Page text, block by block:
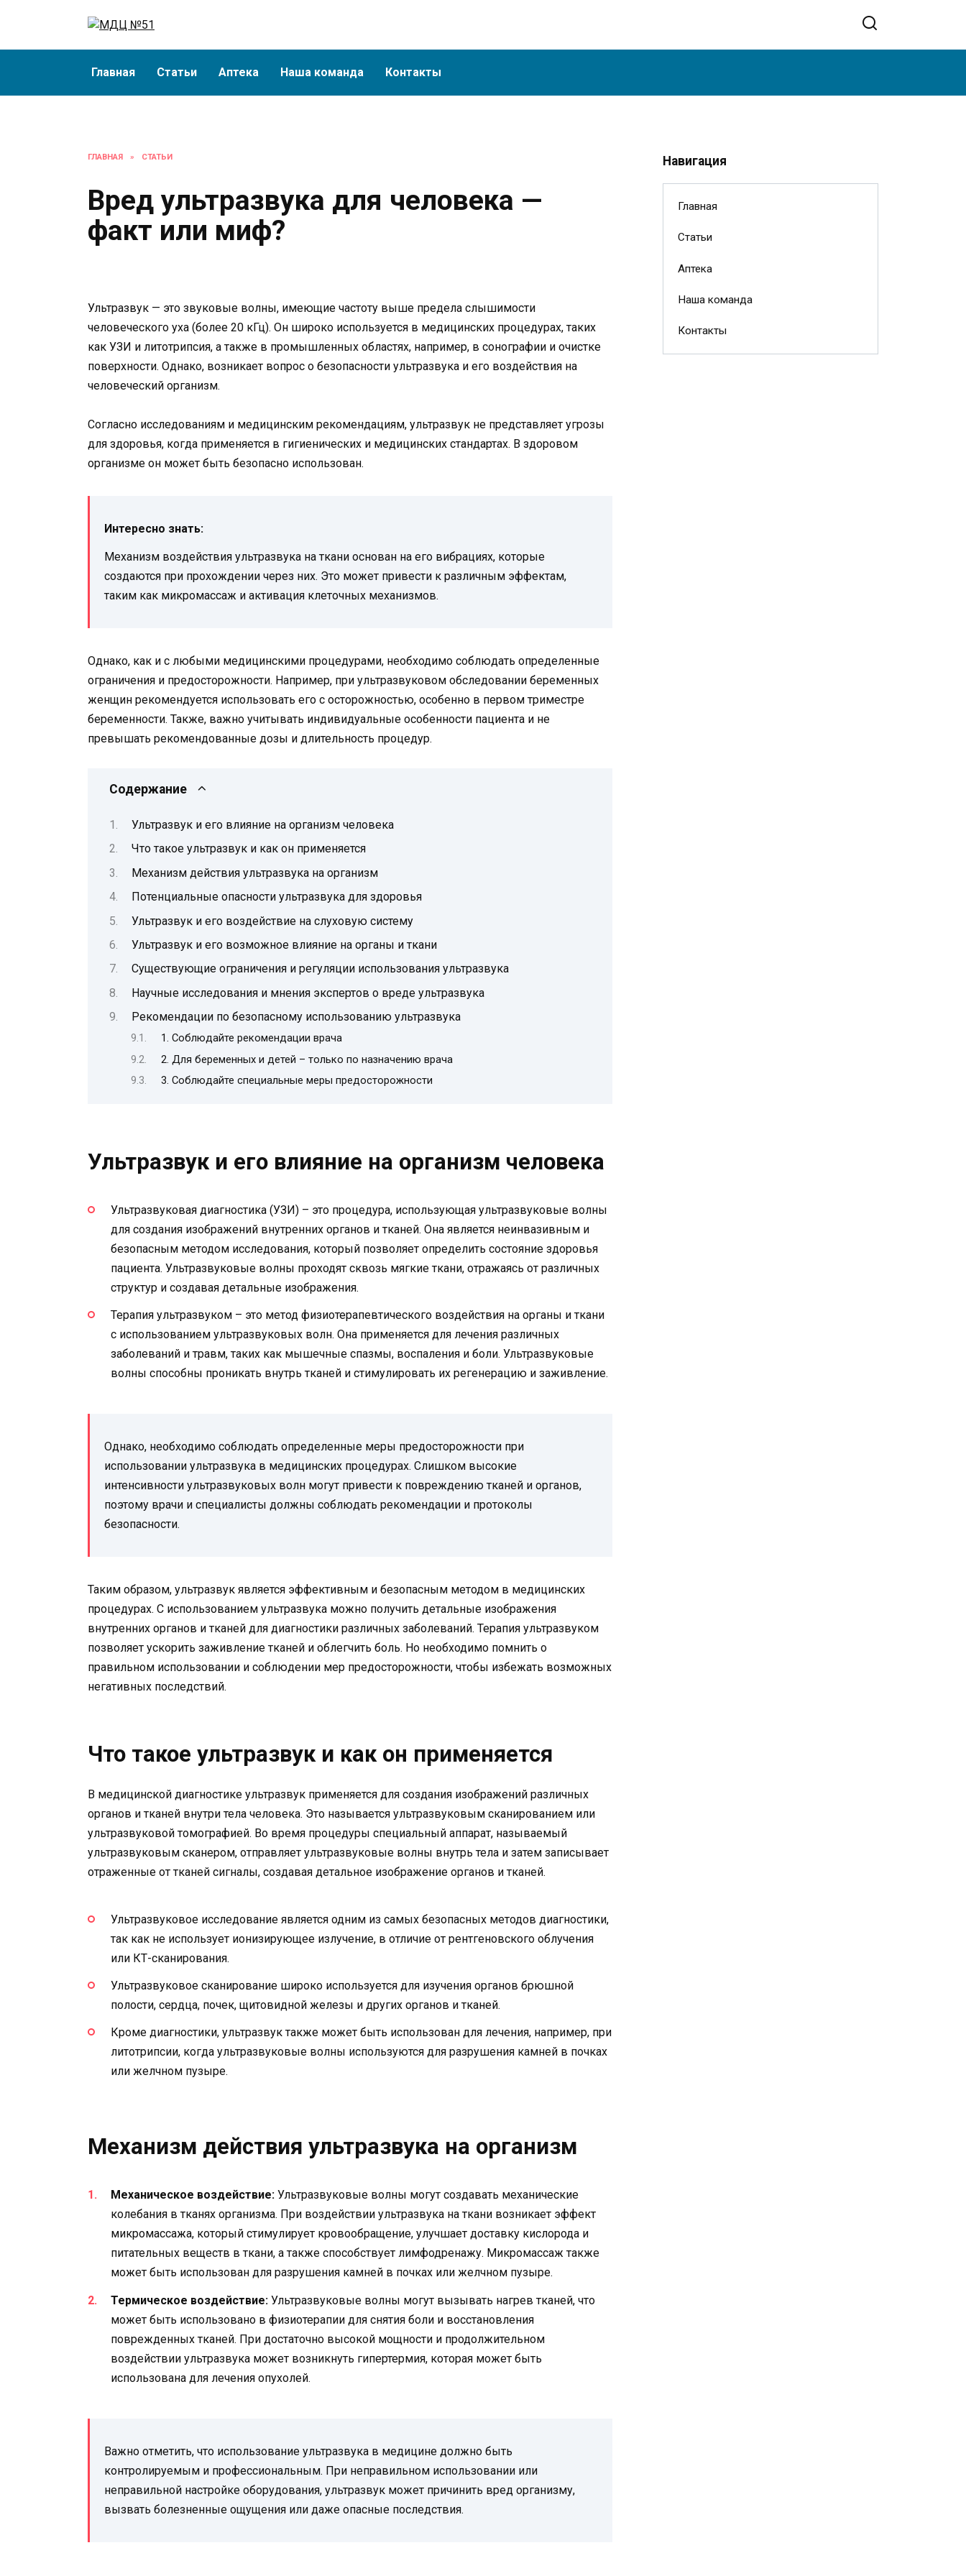
Главная Статьи Аптека Наша команда Контакты
ГЛАВНАЯ » СТАТЬИ
Вред ультразвука для человека —
факт или миф?
Ультразвук — это звуковые волны, имеющие частоту выше предела слышимости
человеческого уха (более 20 кГц). Он широко используется в медицинских процедурах, таких
как УЗИ и литотрипсия, а также в промышленных областях, например, в сонографии и очистке
поверхности. Однако, возникает вопрос о безопасности ультразвука и его воздействия на
человеческий организм.
Согласно исследованиям и медицинским рекомендациям, ультразвук не представляет угрозы
для здоровья, когда применяется в гигиенических и медицинских стандартах. В здоровом
организме он может быть безопасно использован.
Интересно знать:
Механизм воздействия ультразвука на ткани основан на его вибрациях, которые
создаются при прохождении через них. Это может привести к различным эффектам,
таким как микромассаж и активация клеточных механизмов.
Однако, как и с любыми медицинскими процедурами, необходимо соблюдать определенные
ограничения и предосторожности. Например, при ультразвуковом обследовании беременных
женщин рекомендуется использовать его с осторожностью, особенно в первом триместре
беременности. Также, важно учитывать индивидуальные особенности пациента и не
превышать рекомендованные дозы и длительность процедур.
Содержание
Ультразвук и его влияние на организм человека
Что такое ультразвук и как он применяется
Механизм действия ультразвука на организм
Потенциальные опасности ультразвука для здоровья
Ультразвук и его воздействие на слуховую систему
Ультразвук и его возможное влияние на органы и ткани
Существующие ограничения и регуляции использования ультразвука
Научные исследования и мнения экспертов о вреде ультразвука
Рекомендации по безопасному использованию ультразвука
1. Соблюдайте рекомендации врача
2. Для беременных и детей – только по назначению врача
3. Соблюдайте специальные меры предосторожности
Ультразвук и его влияние на организм человека
Ультразвуковая диагностика (УЗИ) – это процедура, использующая ультразвуковые волны
для создания изображений внутренних органов и тканей. Она является неинвазивным и
безопасным методом исследования, который позволяет определить состояние здоровья
пациента. Ультразвуковые волны проходят сквозь мягкие ткани, отражаясь от различных
структур и создавая детальные изображения.
Терапия ультразвуком – это метод физиотерапевтического воздействия на органы и ткани
с использованием ультразвуковых волн. Она применяется для лечения различных
заболеваний и травм, таких как мышечные спазмы, воспаления и боли. Ультразвуковые
волны способны проникать внутрь тканей и стимулировать их регенерацию и заживление.
Однако, необходимо соблюдать определенные меры предосторожности при
использовании ультразвука в медицинских процедурах. Слишком высокие
интенсивности ультразвуковых волн могут привести к повреждению тканей и органов,
поэтому врачи и специалисты должны соблюдать рекомендации и протоколы
безопасности.
Таким образом, ультразвук является эффективным и безопасным методом в медицинских
процедурах. С использованием ультразвука можно получить детальные изображения
внутренних органов и тканей для диагностики различных заболеваний. Терапия ультразвуком
позволяет ускорить заживление тканей и облегчить боль. Но необходимо помнить о
правильном использовании и соблюдении мер предосторожности, чтобы избежать возможных
негативных последствий.
Что такое ультразвук и как он применяется
В медицинской диагностике ультразвук применяется для создания изображений различных
органов и тканей внутри тела человека. Это называется ультразвуковым сканированием или
ультразвуковой томографией. Во время процедуры специальный аппарат, называемый
ультразвуковым сканером, отправляет ультразвуковые волны внутрь тела и затем записывает
отраженные от тканей сигналы, создавая детальное изображение органов и тканей.
Ультразвуковое исследование является одним из самых безопасных методов диагностики,
так как не использует ионизирующее излучение, в отличие от рентгеновского облучения
или КТ-сканирования.
Ультразвуковое сканирование широко используется для изучения органов брюшной
полости, сердца, почек, щитовидной железы и других органов и тканей.
Кроме диагностики, ультразвук также может быть использован для лечения, например, при
литотрипсии, когда ультразвуковые волны используются для разрушения камней в почках
или желчном пузыре.
Механизм действия ультразвука на организм
Механическое воздействие: Ультразвуковые волны могут создавать механические
колебания в тканях организма. При воздействии ультразвука на ткани возникает эффект
микромассажа, который стимулирует кровообращение, улучшает доставку кислорода и
питательных веществ в ткани, а также способствует лимфодренажу. Микромассаж также
может быть использован для разрушения камней в почках или желчном пузыре.
Термическое воздействие: Ультразвуковые волны могут вызывать нагрев тканей, что
может быть использовано в физиотерапии для снятия боли и восстановления
поврежденных тканей. При достаточно высокой мощности и продолжительном
воздействии ультразвука может возникнуть гипертермия, которая может быть
использована для лечения опухолей.
Важно отметить, что использование ультразвука в медицине должно быть
контролируемым и профессиональным. При неправильном использовании или
неправильной настройке оборудования, ультразвук может причинить вред организму,
вызвать болезненные ощущения или даже опасные последствия.
Навигация
Главная
Статьи
Аптека
Наша команда
Контакты